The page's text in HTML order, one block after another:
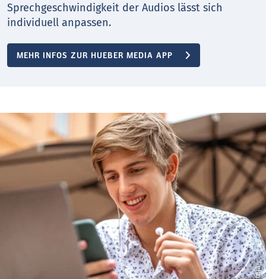
Sprechgeschwindigkeit der Audios lässt sich
individuell anpassen.
MEHR INFOS ZUR HUEBER MEDIA APP